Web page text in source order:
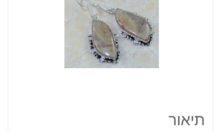
תיאור